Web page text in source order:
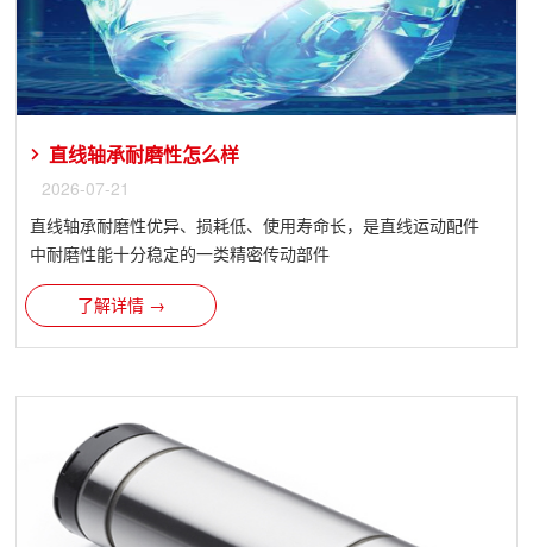
直线轴承​耐磨性怎么样
2026-07-21
直线轴承耐磨性优异、损耗低、使用寿命长，是直线运动配件
中耐磨性能十分稳定的一类精密传动部件
了解详情 →